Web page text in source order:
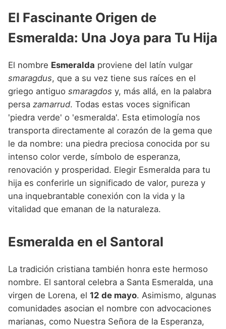
Nombres de Niña que empiezan por P
Nombres de Niña que empiezan por Q
Nombres de Niña que empiezan por R
Nombres de Niña que empiezan por S
Nombres de Niña que empiezan por T
Nombres de Niña que empiezan por U
Nombres de Niña que empiezan por V
Nombres de Niña que empiezan por W
Nombres de Niña que empiezan por X
Nombres de Niña que empiezan por Y
Nombres de Niña Suecos
Nombres de Niña Navarros
Nombres de Niña Riojanos
Nombres de Niña Valencianos
Nombres de Niña Vascos
El Fascinante Origen de
Esmeralda: Una Joya para Tu Hija
El nombre Esmeralda proviene del latín vulgar
smaragdus, que a su vez tiene sus raíces en el
griego antiguo smaragdos y, más allá, en la palabra
persa zamarrud. Todas estas voces significan
'piedra verde' o 'esmeralda'. Esta etimología nos
transporta directamente al corazón de la gema que
le da nombre: una piedra preciosa conocida por su
intenso color verde, símbolo de esperanza,
renovación y prosperidad. Elegir Esmeralda para tu
hija es conferirle un significado de valor, pureza y
una inquebrantable conexión con la vida y la
vitalidad que emanan de la naturaleza.
Esmeralda en el Santoral
La tradición cristiana también honra este hermoso
nombre. El santoral celebra a Santa Esmeralda, una
virgen de Lorena, el 12 de mayo. Asimismo, algunas
comunidades asocian el nombre con advocaciones
marianas, como Nuestra Señora de la Esperanza,